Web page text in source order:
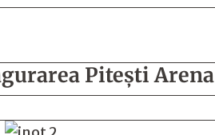
Pitești Arena